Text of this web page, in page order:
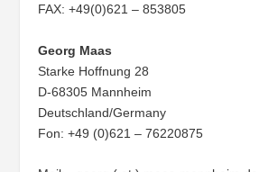
FAX: +49(0)621 – 853805
Georg Maas
Starke Hoffnung 28
D-68305 Mannheim
Deutschland/Germany
Fon: +49 (0)621 – 76220875